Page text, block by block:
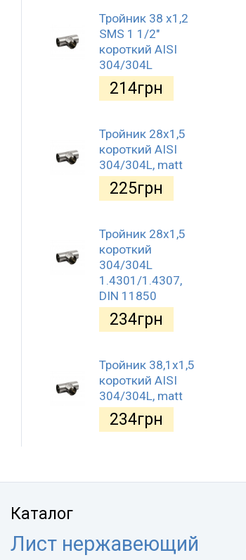
Тройник 38 х1,2
SMS 1 1/2"
короткий AISI
304/304L
214грн
Тройник 28х1,5
короткий AISI
304/304L, matt
225грн
Тройник 28х1,5
короткий
304/304L
1.4301/1.4307,
DIN 11850
234грн
Тройник 38,1х1,5
короткий AISI
304/304L, matt
234грн
Каталог
Лист нержавеющий